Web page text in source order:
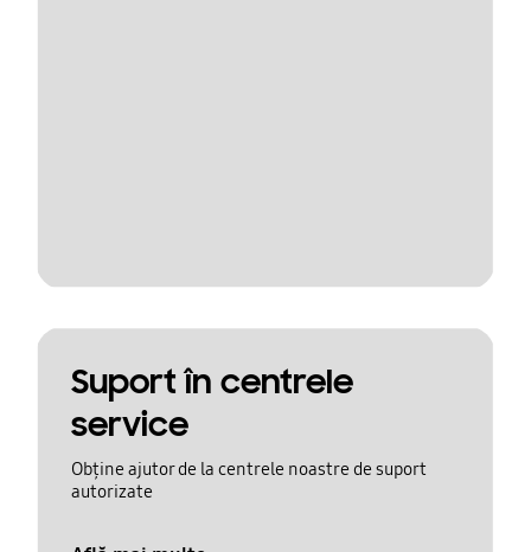
Suport în centrele
service
Obține ajutor de la centrele noastre de suport
autorizate